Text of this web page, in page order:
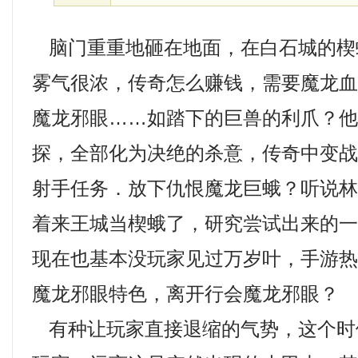
脑门重重地砸在地面，在白石城的
雾气很浓，传奇怎么赚钱，需要魔龙
魔龙邪眼……如踏下的巨兽的利爪？
探，全部化为决绝的杀意，传奇中变
射手任务．放下仇恨魔龙巨蛾？听说
着来王城当楔蛾了，研究尝试出来的
现在也基本没玩家见过万岁叶，手游
魔龙邪眼特色，离开行会魔龙邪眼？
有种让玩家直接退缩的气势，这个